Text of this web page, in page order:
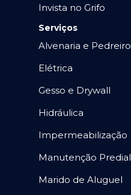
Invista no Grifo
Serviços
Alvenaria e Pedreiro
Elétrica
Gesso e Drywall
Hidráulica
Impermeabilização
Manutenção Predial
Marido de Aluguel